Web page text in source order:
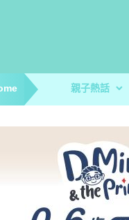
親子熱話
親子新聞
親子趣聞